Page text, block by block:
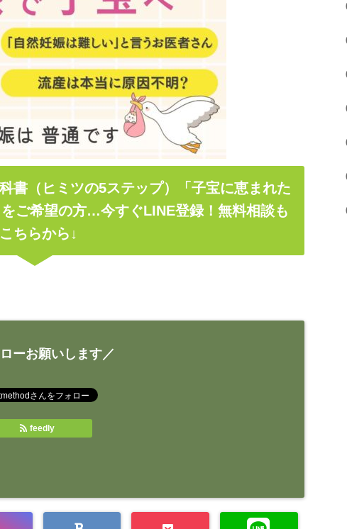
書（ヒミツの5ステップ）「子宝に恵まれた
ご希望の方…今すぐLINE登録！無料相談も
こちらから↓
ーお願いします／
feedly